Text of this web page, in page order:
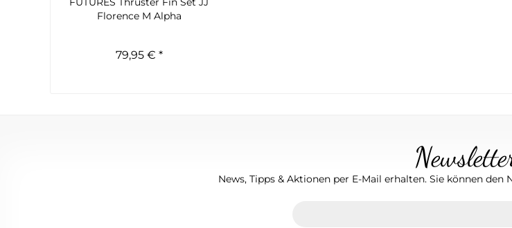
Florence M Alpha
79,95 € *
News, Tipps & Aktionen per E-Mail erhalten. Sie können